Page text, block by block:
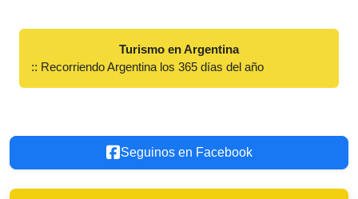
Turismo en Argentina
:: Recorriendo Argentina los 365 días del año
Seguinos en Facebook